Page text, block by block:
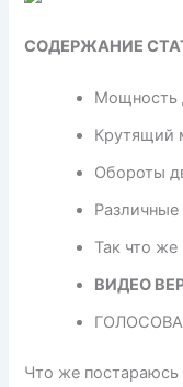
СОДЕРЖАНИЕ
Мощность
Крутящий
Обороты
Различные
Так что
ВИДЕО
Что же постараюсь